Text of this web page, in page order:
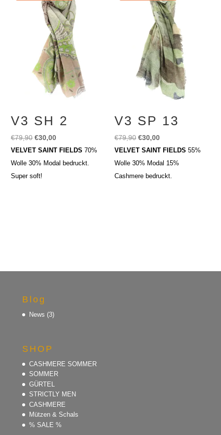
V3 SH 2
€79,90 Ursprünglicher
Preis
war:
€79,90
€30,00Aktueller
Preis
ist:
VELVET SAINT FIELDS 70%
Wolle 30% Modal bedruckt.
Super soft!
V3 SP 13
€79,90 Ursprünglicher
Preis
war:
€79,90
€30,00Aktueller
Preis
ist:
€30,00.
VELVET SAINT FIELDS55%
Wolle 30% Modal 15%
Cashmere bedruckt.
Blog
News (3)
SHOP
CASHMERE SOMMER
SOMMER
GÜRTEL
STRICTLY MEN
CASHMERE
Mützen & Schals
% SALE %